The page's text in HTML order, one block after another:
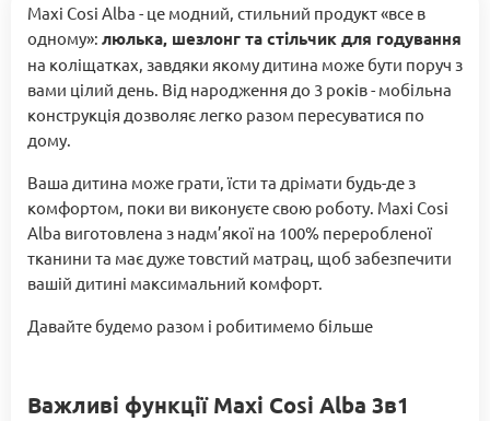
Maxi Cosi Alba - це модний, стильний продукт «все в
одному»: люлька, шезлонг та стільчик для годування
на коліщатках, завдяки якому дитина може бути поруч з
вами цілий день. Від народження до 3 років - мобільна
конструкція дозволяє легко разом пересуватися по
дому.
Ваша дитина може грати, їсти та дрімати будь-де з
комфортом, поки ви виконуєте свою роботу. Maxi Cosi
Alba виготовлена ​​з надм’якої на 100% переробленої
тканини та має дуже товстий матрац, щоб забезпечити
вашій дитині максимальний комфорт.
Давайте будемо разом і робитимемо більше
Важливі функції Maxi Cosi Alba 3в1